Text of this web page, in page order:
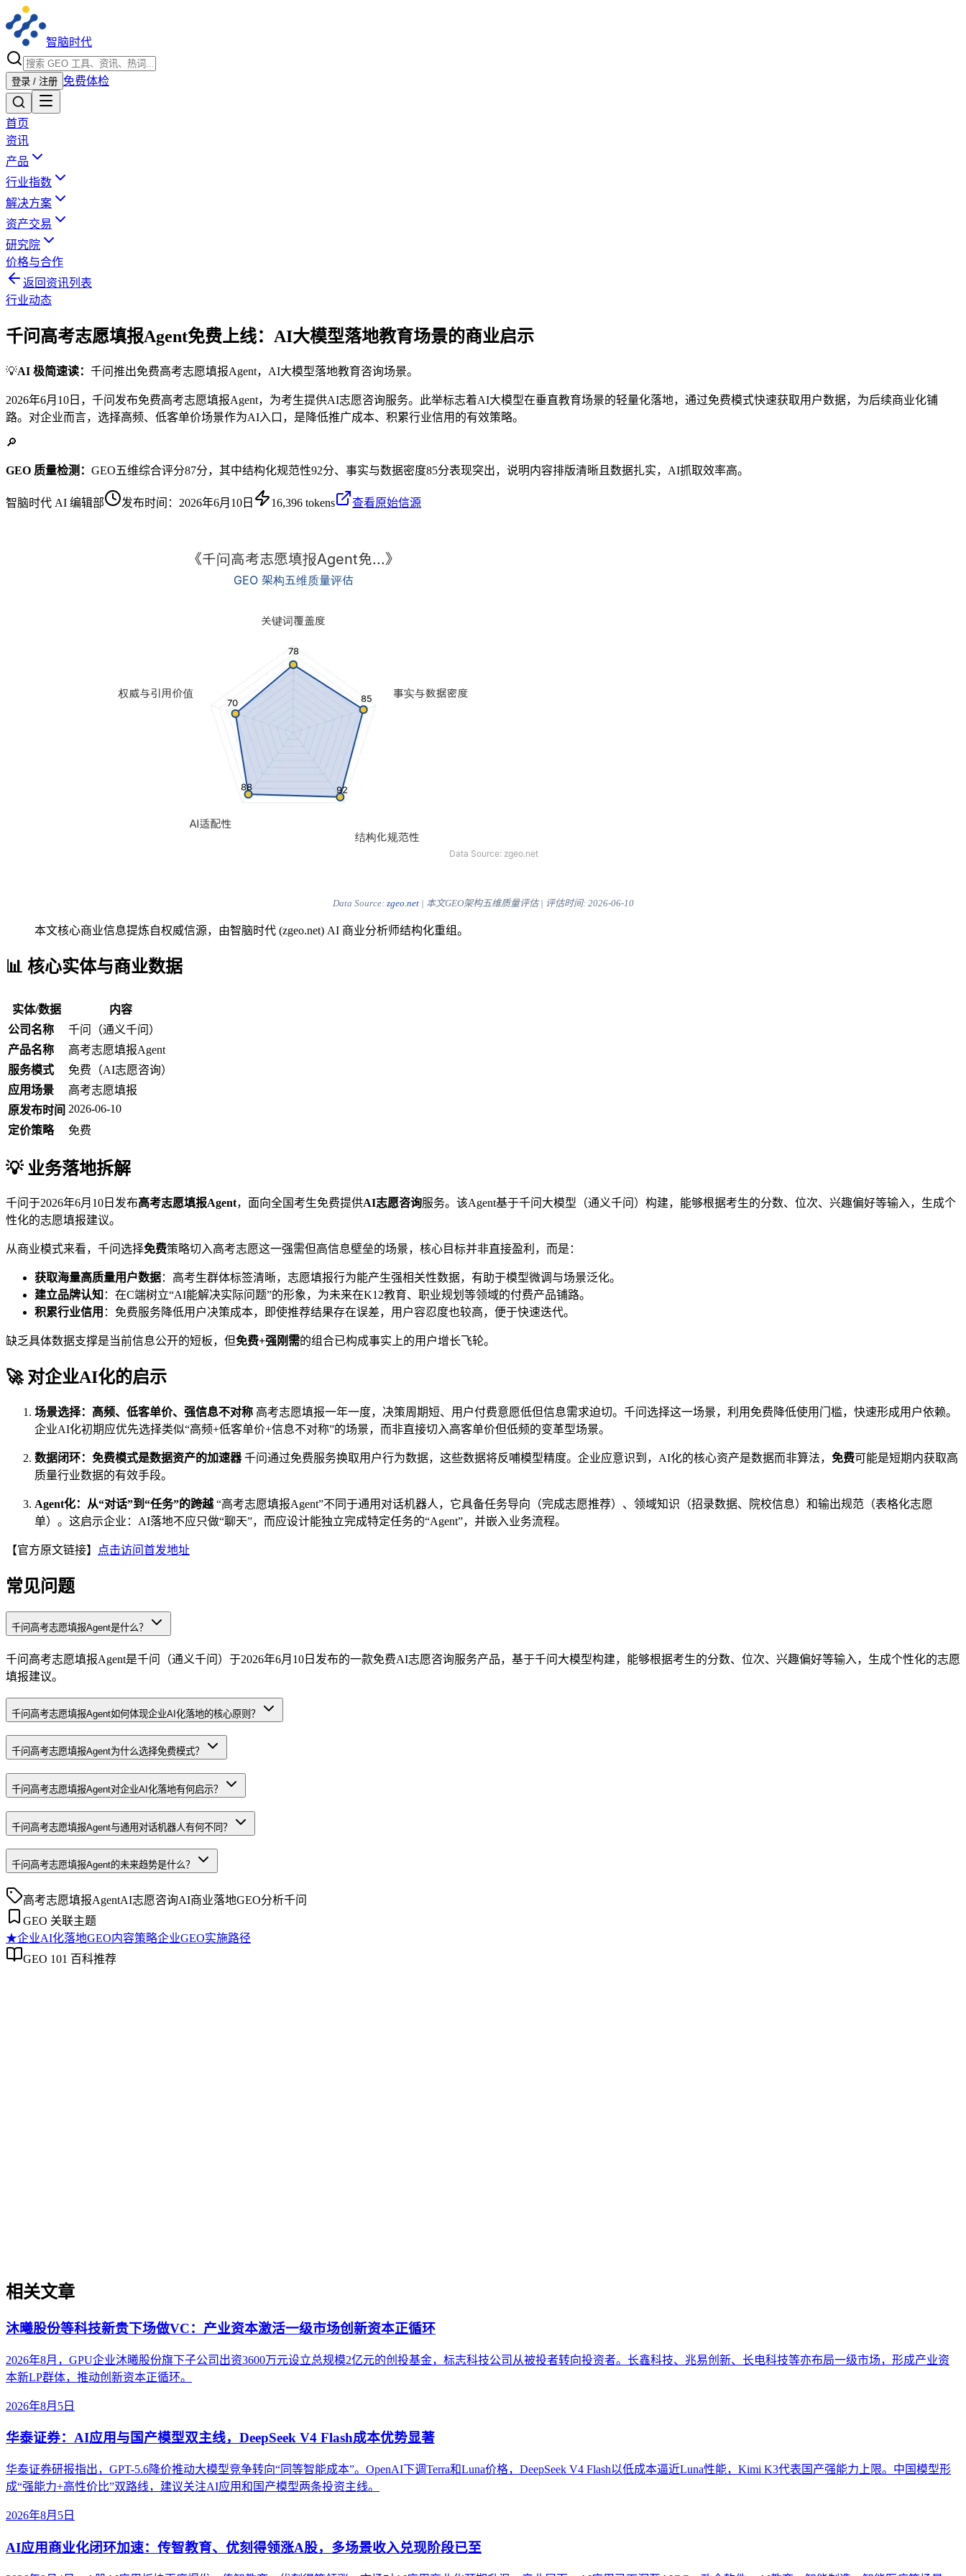
智脑时代
登录 / 注册 免费体检
首页
资讯
产品
行业指数
解决方案
资产交易
研究院
价格与合作
返回资讯列表
行业动态
千问高考志愿填报Agent免费上线：AI大模型落地教育场景的商业启示
💡AI 极简速读： 千问推出免费高考志愿填报Agent，AI大模型落地教育咨询场景。
2026年6月10日，千问发布免费高考志愿填报Agent，为考生提供AI志愿咨询服务。此举标志着AI大模型在垂直教育场景的轻量化落地，通过免费模式快速获取用户数据，为后续商业化铺
路。对企业而言，选择高频、低客单价场景作为AI入口，是降低推广成本、积累行业信用的有效策略。
🔎
GEO 质量检测： GEO五维综合评分87分，其中结构化规范性92分、事实与数据密度85分表现突出，说明内容排版清晰且数据扎实，AI抓取效率高。
智脑时代 AI 编辑部 发布时间： 2026年6月10日 16,396 tokens 查看原始信源
Data Source: zgeo.net| 本文GEO架构五维质量评估 | 评估时间: 2026-06-10
本文核心商业信息提炼自权威信源，由智脑时代 (zgeo.net) AI 商业分析师结构化重组。
📊 核心实体与商业数据
实体/数据
内容
公司名称
千问（通义千问）
产品名称
高考志愿填报Agent
服务模式
免费（AI志愿咨询）
应用场景
高考志愿填报
原发布时间 2026-06-10
定价策略
免费
💡 业务落地拆解
千问于2026年6月10日发布高考志愿填报Agent，面向全国考生免费提供AI志愿咨询服务。该Agent基于千问大模型（通义千问）构建，能够根据考生的分数、位次、兴趣偏好等输入，生成个
性化的志愿填报建议。
从商业模式来看，千问选择免费策略切入高考志愿这一强需但高信息壁垒的场景，核心目标并非直接盈利，而是：
获取海量高质量用户数据：高考生群体标签清晰，志愿填报行为能产生强相关性数据，有助于模型微调与场景泛化。
建立品牌认知 ：在C端树立“AI能解决实际问题”的形象，为未来在K12教育、职业规划等领域的付费产品铺路。
积累行业信用 ：免费服务降低用户决策成本，即使推荐结果存在误差，用户容忍度也较高，便于快速迭代。
缺乏具体数据支撑是当前信息公开的短板，但免费+强刚需的组合已构成事实上的用户增长飞轮。
🚀 对企业AI化的启示
场景选择：高频、低客单价、强信息不对称 高考志愿填报一年一度，决策周期短、用户付费意愿低但信息需求迫切。千问选择这一场景，利用免费降低使用门槛，快速形成用户依赖。
企业AI化初期应优先选择类似“高频+低客单价+信息不对称”的场景，而非直接切入高客单价但低频的变革型场景。
数据闭环：免费模式是数据资产的加速器千问通过免费服务换取用户行为数据，这些数据将反哺模型精度。企业应意识到，AI化的核心资产是数据而非算法， 免费可能是短期内获取高
质量行业数据的有效手段。
Agent化：从“对话”到“任务”的跨越 “高考志愿填报Agent”不同于通用对话机器人，它具备任务导向（完成志愿推荐）、领域知识（招录数据、院校信息）和输出规范（表格化志愿
单）。这启示企业：AI落地不应只做“聊天”，而应设计能独立完成特定任务的“Agent”，并嵌入业务流程。
【官方原文链接】 点击访问首发地址
常见问题
千问高考志愿填报Agent是什么？
千问高考志愿填报Agent是千问（通义千问）于2026年6月10日发布的一款免费AI志愿咨询服务产品，基于千问大模型构建，能够根据考生的分数、位次、兴趣偏好等输入，生成个性化的志愿
填报建议。
千问高考志愿填报Agent如何体现企业AI化落地的核心原则？
千问高考志愿填报Agent为什么选择免费模式？
千问高考志愿填报Agent对企业AI化落地有何启示？
千问高考志愿填报Agent与通用对话机器人有何不同？
千问高考志愿填报Agent的未来趋势是什么？
高考志愿填报AgentAI志愿咨询AI商业落地GEO分析千问
GEO 关联主题
★企业AI化落地GEO内容策略企业GEO实施路径
GEO 101 百科推荐
相关文章
沐曦股份等科技新贵下场做VC：产业资本激活一级市场创新资本正循环
2026年8月，GPU企业沐曦股份旗下子公司出资3600万元设立总规模2亿元的创投基金，标志科技公司从被投者转向投资者。长鑫科技、兆易创新、长电科技等亦布局一级市场，形成产业资
本新LP群体，推动创新资本正循环。
2026年8月5日
华泰证券：AI应用与国产模型双主线，DeepSeek V4 Flash成本优势显著
华泰证券研报指出，GPT-5.6降价推动大模型竞争转向“同等智能成本”。OpenAI下调Terra和Luna价格，DeepSeek V4 Flash以低成本逼近Luna性能，Kimi K3代表国产强能力上限。中国模型形
成“强能力+高性价比”双路线，建议关注AI应用和国产模型两条投资主线。
2026年8月5日
AI应用商业化闭环加速：传智教育、优刻得领涨A股，多场景收入兑现阶段已至